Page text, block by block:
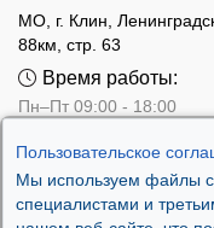
Пользовательское
Мы используем файлы
специалистами и
МО, г. Клин,
88км, стр. 63
Время работы:
Пн–Пт 09:00 - 18:00
Вс - выходной